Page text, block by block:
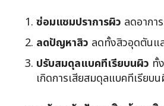
ซ่อมแซมปราการผิว ลดอากา
ลดปัญหาสิว ลดทั้งสิวอุดตันแ
ปรับสมดุลแบคทีเรียบนผิว ทั้
เกิดการเสียสมดุลแบคทีเรียบ